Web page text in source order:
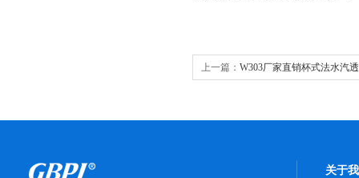
上一篇： W303厂家直销杯式法水汽
关于